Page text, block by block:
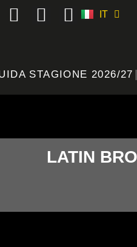
IT
ES
STAGIONE 2026/27
LATIN